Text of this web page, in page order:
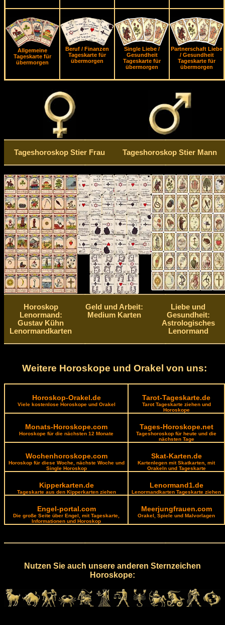
Allgemeine
Tageskarte für
übermorgen
Beruf / Finanzen
Tageskarte für
übermorgen
Single Liebe /
Gesundheit
Tageskarte für
übermorgen
Partnerschaft Liebe
/ Gesundheit
Tageskarte für
übermorgen
Tageshoroskop Stier Frau Tageshoroskop Stier Mann
Horoskop
Lenormand:
Gustav Kühn
Lenormandkarten
Geld und Arbeit:
Medium Karten
Liebe und
Gesundheit:
Astrologisches
Lenormand
Weitere Horoskope und Orakel von uns:
Horoskop-Orakel.de
Viele kostenlose Horoskope und Orakel
Tarot-Tageskarte.de
Tarot Tageskarte ziehen und
Horoskope
Monats-Horoskope.com
Horoskope für die nächsten 12 Monate
Tages-Horoskope.net
Tageshoroskop für heute und die
nächsten Tage
Wochenhoroskope.com
Horoskop für diese Woche, nächste Woche und
Single Horoskop
Skat-Karten.de
Kartenlegen mit Skatkarten, mit
Orakeln und Tageskarte
Kipperkarten.de
Tageskarte aus den Kipperkarten ziehen
Lenormand1.de
Lenormandkarten Tageskarte ziehen
Engel-portal.com
Die große Seite über Engel, mit Tageskarte,
Informationen und Horoskop
Meerjungfrauen.com
Orakel, Spiele und Malvorlagen
Nutzen Sie auch unsere anderen Sternzeichen
Horoskope: